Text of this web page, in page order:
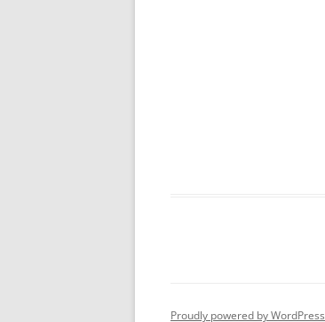
Proudly powered by WordPress